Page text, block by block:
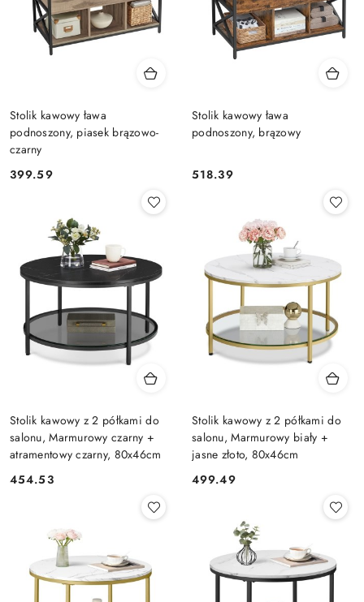
Stolik kawowy ława
podnoszony, piasek brązowo-
czarny
Cena:
399.59
Stolik kawowy ława
podnoszony, brązowy
Cena:
518.39
Stolik kawowy z 2 półkami do
salonu, Marmurowy czarny +
atramentowy czarny, 80x46cm
Cena:
454.53
Stolik kawowy z 2 półkami do
salonu, Marmurowy biały +
jasne złoto, 80x46cm
Cena:
499.49